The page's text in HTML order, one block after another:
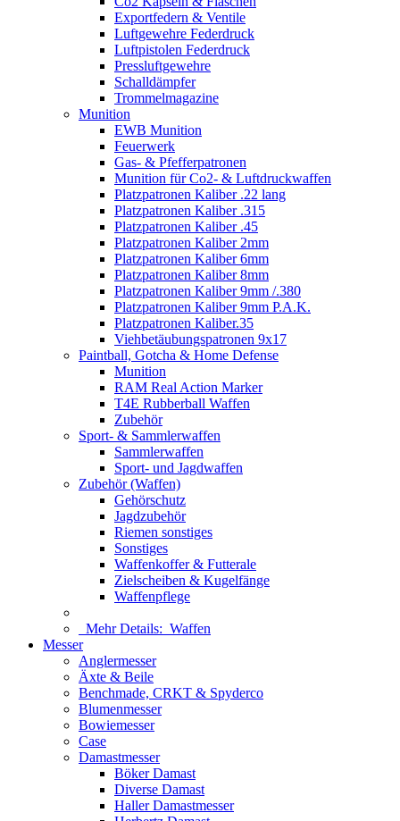
Exportfedern & Ventile
Luftgewehre Federdruck
Luftpistolen Federdruck
Pressluftgewehre
Schalldämpfer
Trommelmagazine
Munition
EWB Munition
Feuerwerk
Gas- & Pfefferpatronen
Munition für Co2- & Luftdruckwaffen
Platzpatronen Kaliber .22 lang
Platzpatronen Kaliber .315
Platzpatronen Kaliber .45
Platzpatronen Kaliber 2mm
Platzpatronen Kaliber 6mm
Platzpatronen Kaliber 8mm
Platzpatronen Kaliber 9mm /.380
Platzpatronen Kaliber 9mm P.A.K.
Platzpatronen Kaliber.35
Viehbetäubungspatronen 9x17
Paintball, Gotcha & Home Defense
Munition
RAM Real Action Marker
T4E Rubberball Waffen
Zubehör
Sport- & Sammlerwaffen
Sammlerwaffen
Sport- und Jagdwaffen
Zubehör (Waffen)
Gehörschutz
Jagdzubehör
Riemen sonstiges
Sonstiges
Waffenkoffer & Futterale
Zielscheiben & Kugelfänge
Waffenpflege
Mehr Details: Waffen
Messer
Anglermesser
Äxte & Beile
Benchmade, CRKT & Spyderco
Blumenmesser
Bowiemesser
Case
Damastmesser
Böker Damast
Diverse Damast
Haller Damastmesser